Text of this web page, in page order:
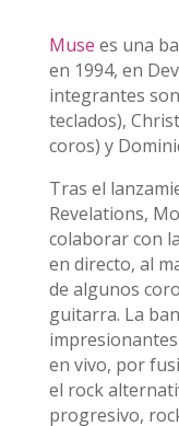
Muse es una
en 1994, en
integrantes
teclados),
coros) y
Tras el
Revelations,
colaborar con
en directo, al
de algunos
guitarra.​ La
en vivo, por
el rock
progresivo,